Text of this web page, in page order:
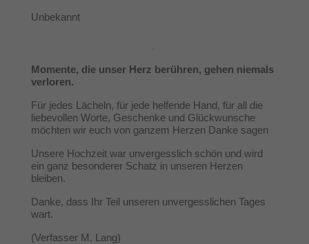
Unbekannt
Momente, die unser Herz berühren, gehen niemals
verloren.
Für jedes Lächeln, für jede helfende Hand, für all die
liebevollen Worte, Geschenke und Glückwunsche
möchten wir euch von ganzem Herzen Danke sagen
Unsere Hochzeit war unvergesslich schön und wird
ein ganz besonderer Schatz in unseren Herzen
bleiben.
Danke, dass Ihr Teil unseren unvergesslichen Tages
wart.
(Verfasser M. Lang)